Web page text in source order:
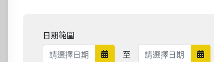
日期範圍
日期範圍開始
至 日期範圍結束 日